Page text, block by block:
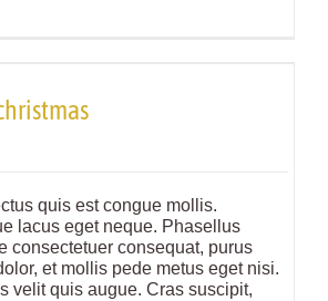
quis est congue mollis.
lacus eget neque. Phasellus
consectetuer consequat, purus
et mollis pede metus eget nisi.
velit quis augue. Cras suscipit,